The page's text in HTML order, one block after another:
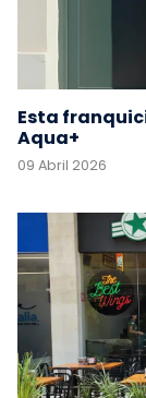
Esta
Aqua+
09 Abril 2026